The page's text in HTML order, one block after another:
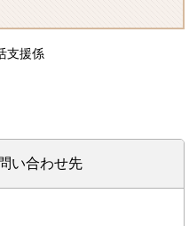
支援係
い合わせ先